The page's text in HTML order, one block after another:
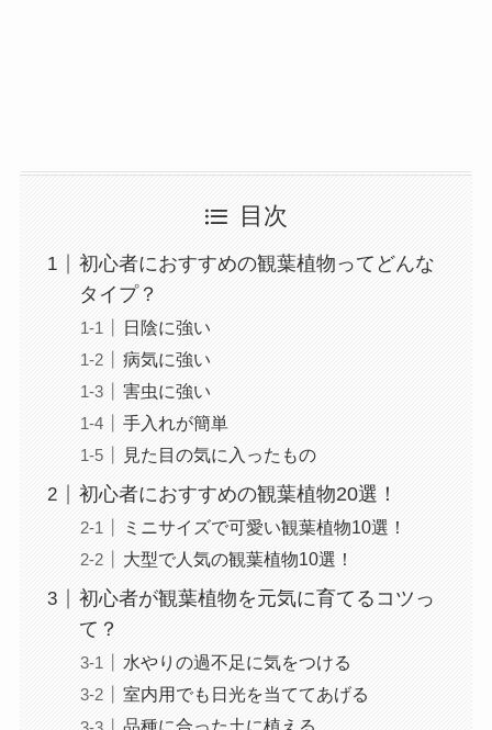
目次
初心者におすすめの観葉植物ってどんな
タイプ？
日陰に強い
病気に強い
害虫に強い
手入れが簡単
見た目の気に入ったもの
初心者におすすめの観葉植物20選！
ミニサイズで可愛い観葉植物10選！
大型で人気の観葉植物10選！
初心者が観葉植物を元気に育てるコツっ
て？
水やりの過不足に気をつける
室内用でも日光を当ててあげる